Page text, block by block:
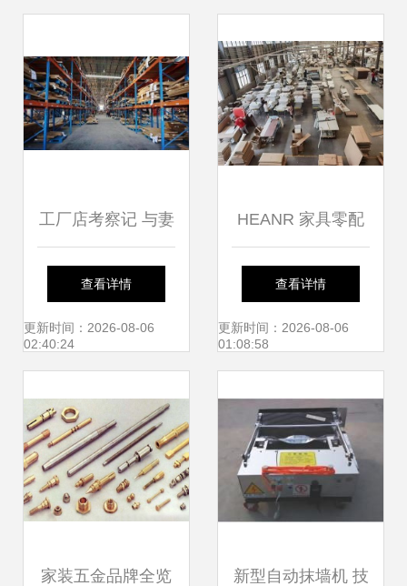
工厂店考察记 与妻
子携手定制理想
家，零配件销售见
查看详情
更新时间：2026-08-06
02:40:24
HEANR 家具零配
件销售 专业、高
效、全面的解决方
查看详情
更新时间：2026-08-06
01:08:58
家装五金品牌全览 新型自动抹墙机 技